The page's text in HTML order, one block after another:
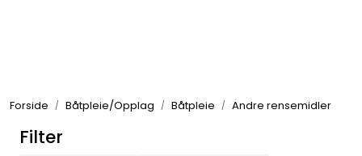
Forside Båtpleie/Opplag Båtpleie Andre rensemidler
Filter
Elektrisk